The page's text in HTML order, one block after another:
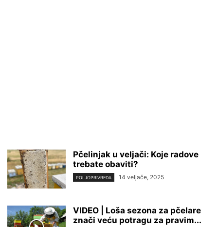
Pčelinjak u veljači: Koje radove
trebate obaviti?
POLJOPRIVREDA 14 veljače, 2025
VIDEO | Loša sezona za pčelare
znači veću potragu za pravim...